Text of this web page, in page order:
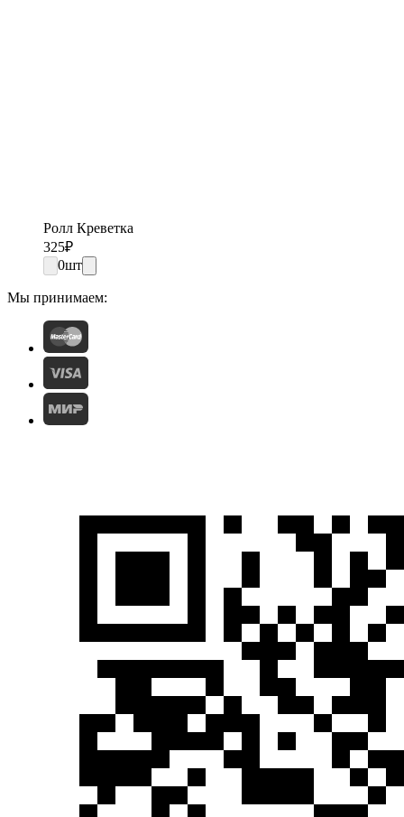
Ролл Креветка
325₽
0шт
Мы принимаем: